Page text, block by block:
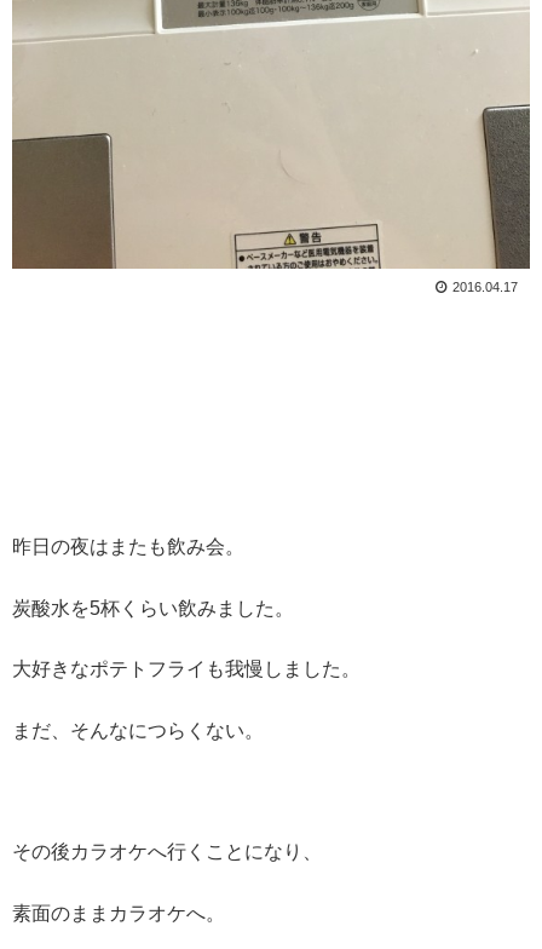
2016.04.17
昨日の夜はまたも飲み会。
炭酸水を5杯くらい飲みました。
大好きなポテトフライも我慢しました。
まだ、そんなにつらくない。
その後カラオケへ行くことになり、
素面のままカラオケへ。